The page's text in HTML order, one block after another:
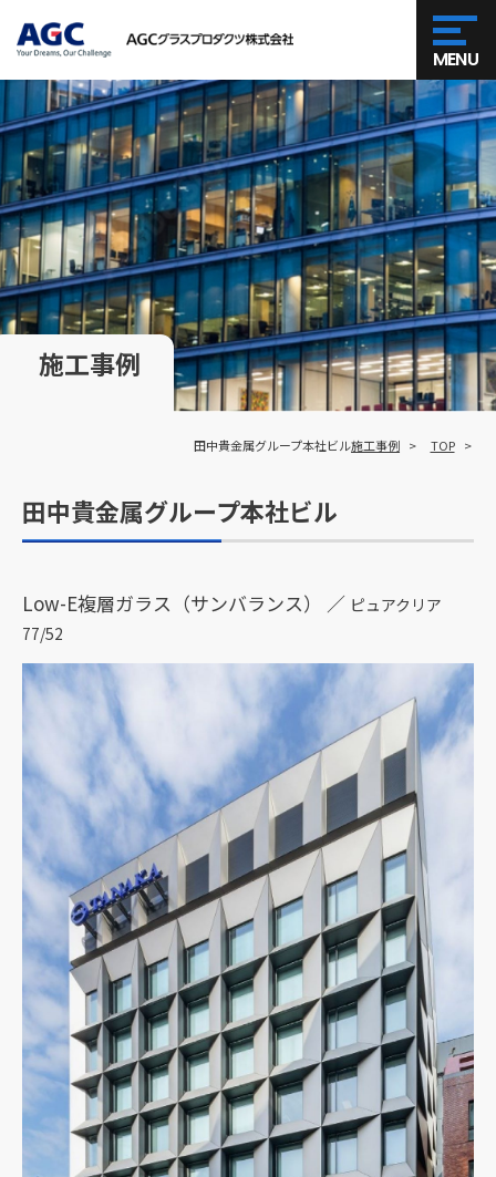
MENU
施工事例
TOP
施工事例
田中貴金属グループ本社ビル
田中貴金属グループ本社ビル
Low-E複層ガラス（サンバランス） ／ ピュアクリア
77/52